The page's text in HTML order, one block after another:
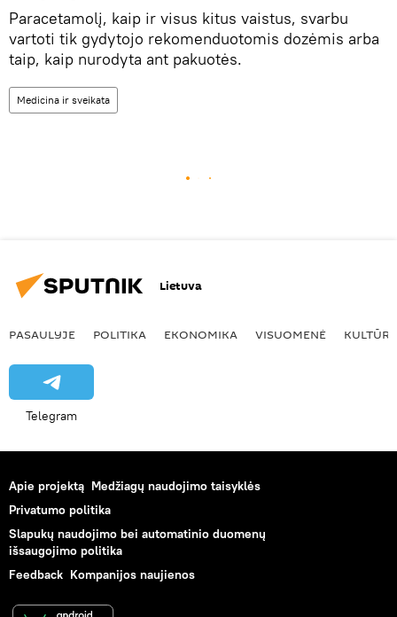
Paracetamolį, kaip ir visus kitus vaistus, svarbu
vartoti tik gydytojo rekomenduotomis dozėmis arba
taip, kaip nurodyta ant pakuotės.
Medicina ir sveikata
Lietuva
PASAULYJE POLITIKA EKONOMIKA VISUOMENĖ KULTŪRA
Telegram
Apie projektą Medžiagų naudojimo taisyklės
Privatumo politika
Slapukų naudojimo bei automatinio duomenų
išsaugojimo politika
Feedback Kompanijos naujienos